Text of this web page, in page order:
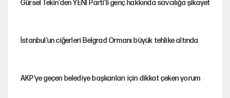
Gürsel Tekin'den YENİ Parti’li genç hakkında savcılığa şikayet
İstanbul’un ciğerleri Belgrad Ormanı büyük tehlike altında
AKP’ye geçen belediye başkanları için dikkat çeken yorum